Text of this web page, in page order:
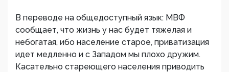
В переводе на общедоступный язык: МВФ
сообщает, что жизнь у нас будет тяжелая и
небогатая, ибо население старое, приватизация
идет медленно и с Западом мы плохо дружим.
Касательно стареющего населения приводить